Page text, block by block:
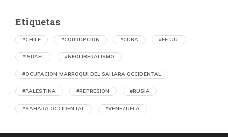
Ejecución de niños palestinos con un solo
Etiquetas
#CHILE #CORRUPCIÓN #CUBA #EE.UU.
#ISRAEL #NEOLIBERALISMO
#OCUPACION MARROQUI DEL SAHARA OCCIDENTAL
#PALESTINA #REPRESION #RUSIA
#SAHARA OCCIDENTAL #VENEZUELA